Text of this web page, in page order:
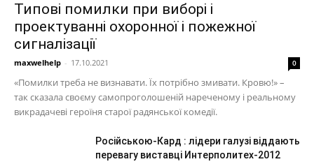
Типові помилки при виборі і
проектуванні охоронної і пожежної
сигналізації
maxwelhelp - 17.10.2021 0
«Помилки треба не визнавати. Їх потрібно змивати. Кровю!» –
так сказала своєму самопроголошеній нареченому і реальному
викрадачеві героїня старої радянської комедії.
Російською-Кард : лідери галузі віддають
перевагу виставці Интерполитех-2012